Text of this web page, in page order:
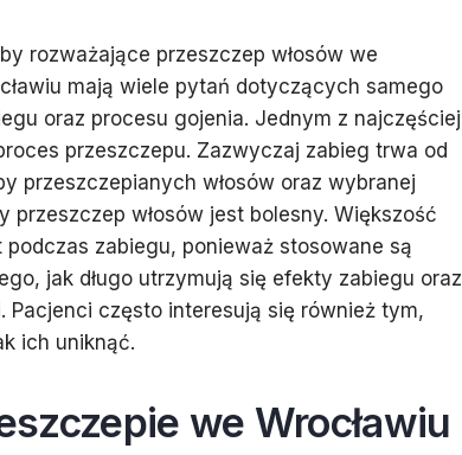
rozważające przeszczep włosów we
mają wiele pytań dotyczących samego
oraz procesu gojenia. Jednym z najczęściej
przeszczepu. Zazwyczaj zabieg trwa od
przeszczepianych włosów oraz wybranej
włosów jest bolesny. Większość
zabiegu, ponieważ stosowane są
jak długo utrzymują się efekty zabiegu oraz
często interesują się również tym,
ich uniknąć.
we Wrocławiu